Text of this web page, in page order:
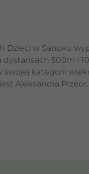
Dzieci w Sanoku
500m i
swojej kategorii
Aleksandra